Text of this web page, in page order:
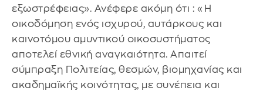
εξωστρέφειας». Ανέφερε ακόμη ότι : «Η
οικοδόμηση ενός ισχυρού, αυτάρκους και
καινοτόμου αμυντικού οικοσυστήματος
αποτελεί εθνική αναγκαιότητα. Απαιτεί
σύμπραξη Πολιτείας, θεσμών, βιομηχανίας και
ακαδημαϊκής κοινότητας, με συνέπεια και